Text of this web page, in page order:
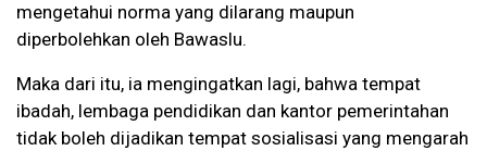
mengetahui norma yang dilarang maupun
diperbolehkan oleh Bawaslu.
Maka dari itu, ia mengingatkan lagi, bahwa tempat
ibadah, lembaga pendidikan dan kantor pemerintahan
tidak boleh dijadikan tempat sosialisasi yang mengarah